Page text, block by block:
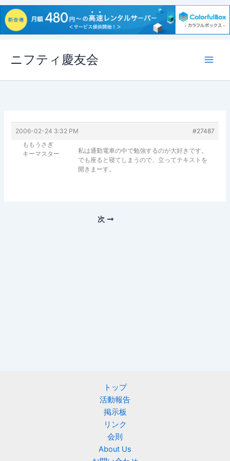
ス
ニフティ慶友会
2006-02-24 3:32 PM
#27487
ももうさぎ
キーマスター
私は通勤電車の中で勉強するのが大好きです。
でも座ると寝てしまうので、立ってテキストを
開きまーす。
次
トップ
活動報告
掲示板
リンク
会則
About Us